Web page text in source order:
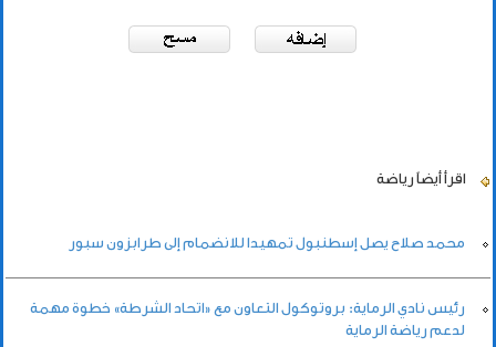
اقرأ أيضاً رياضة
محمد صلاح يصل إسطنبول تمهيدا للانضمام إلى طرابزون سبور
رئيس نادي الرماية: بروتوكول التعاون مع «اتحاد الشرطة» خطوة مهمة
لدعم رياضة الرماية